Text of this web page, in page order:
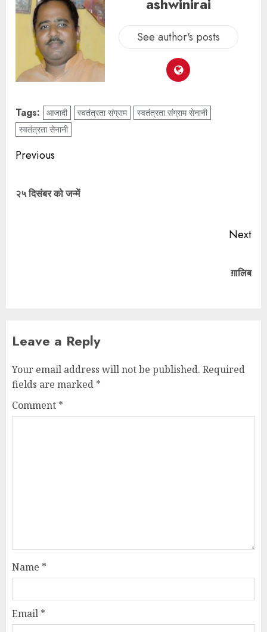
See author's posts
Tags: आजादी स्वतंत्रता संग्राम
स्वतंत्रता संग्राम सेनानी
स्वतंत्रता सेनानी
Previous
२५ दिसंबर को जन्में
Next
ग़ालिब
Leave a Reply
Your email address will not be published. Required
fields are marked *
Comment *
Name *
Email *